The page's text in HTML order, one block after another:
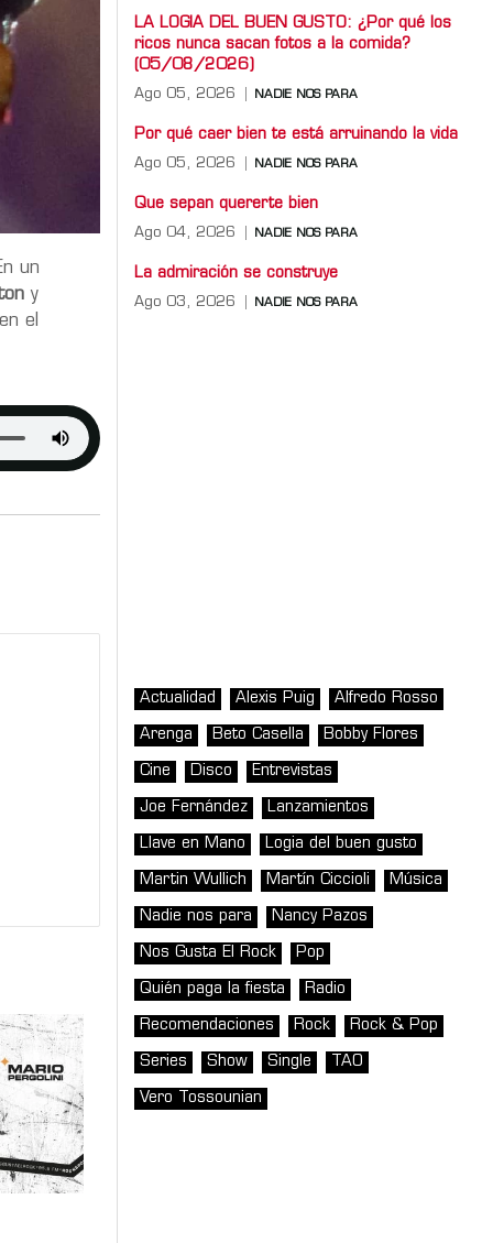
un
y
el
LA LOGIA DEL BUEN GUSTO: ¿Por qué los
ricos nunca sacan fotos a la comida?
(05/08/2026)
Ago 05, 2026 NADIE NOS PARA
Por qué caer bien te está arruinando la vida
Ago 05, 2026 NADIE NOS PARA
Que sepan quererte bien
Ago 04, 2026 NADIE NOS PARA
La admiración se construye
Ago 03, 2026 NADIE NOS PARA
Actualidad Alexis Puig Alfredo Rosso
Arenga Beto Casella Bobby Flores
Cine Disco Entrevistas
Joe Fernández Lanzamientos
Llave en Mano Logia del buen gusto
Martin Wullich Martín Ciccioli Música
Nadie nos para Nancy Pazos
Nos Gusta El Rock Pop
Quién paga la fiesta Radio
Recomendaciones Rock Rock & Pop
Series Show Single TAO
Vero Tossounian